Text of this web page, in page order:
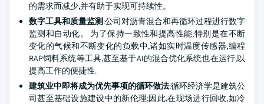
的需求而减少,并有助于实现可持续性。
数字工具和质量监测:公司对沥青混合和再循环过程进行数字
监测和自动化。 为了保持一致性和提高性能,特别是在不断
变化的气候和不断变化的负载中,诸如实时温度传感器,编程
RAP饲料系统等工具,甚至基于AI的混合优化系统也在运行,以
提高工作的便捷性.
建筑业中即将成为优先事项的循环做法:循环经济学是建筑公
司甚至基础设施建设中的新伦理;因此,在现场进行回收,如冷